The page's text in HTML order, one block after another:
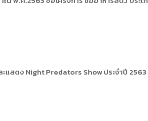
ค์กร พ.ศ. 2569
สดง Night Predators Show ประจำปี 2563